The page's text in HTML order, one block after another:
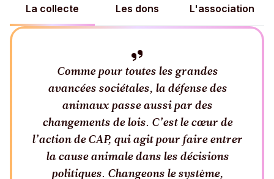
La collecte Les dons L'association
Comme pour toutes les grandes
avancées sociétales, la défense des
animaux passe aussi par des
changements de lois. C’est le cœur de
l’action de CAP, qui agit pour faire entrer
la cause animale dans les décisions
politiques. Changeons le système,